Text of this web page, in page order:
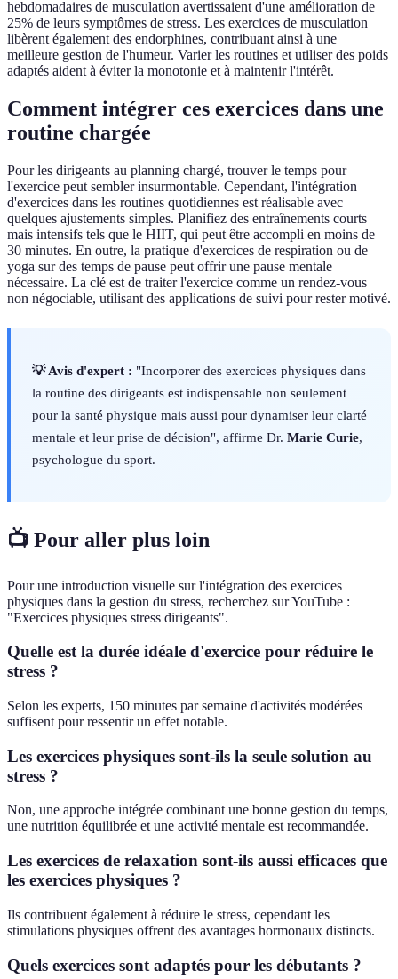
hebdomadaires de musculation avertissaient d'une amélioration de
25% de leurs symptômes de stress. Les exercices de musculation
libèrent également des endorphines, contribuant ainsi à une
meilleure gestion de l'humeur. Varier les routines et utiliser des poids
adaptés aident à éviter la monotonie et à maintenir l'intérêt.
Comment intégrer ces exercices dans une
routine chargée
Pour les dirigeants au planning chargé, trouver le temps pour
l'exercice peut sembler insurmontable. Cependant, l'intégration
d'exercices dans les routines quotidiennes est réalisable avec
quelques ajustements simples. Planifiez des entraînements courts
mais intensifs tels que le HIIT, qui peut être accompli en moins de
30 minutes. En outre, la pratique d'exercices de respiration ou de
yoga sur des temps de pause peut offrir une pause mentale
nécessaire. La clé est de traiter l'exercice comme un rendez-vous
non négociable, utilisant des applications de suivi pour rester motivé.
💡 Avis d'expert : "Incorporer des exercices physiques dans
la routine des dirigeants est indispensable non seulement
pour la santé physique mais aussi pour dynamiser leur clarté
mentale et leur prise de décision", affirme Dr. Marie Curie,
psychologue du sport.
📺 Pour aller plus loin
Pour une introduction visuelle sur l'intégration des exercices
physiques dans la gestion du stress, recherchez sur YouTube :
"Exercices physiques stress dirigeants".
Quelle est la durée idéale d'exercice pour réduire le
stress ?
Selon les experts, 150 minutes par semaine d'activités modérées
suffisent pour ressentir un effet notable.
Les exercices physiques sont-ils la seule solution au
stress ?
Non, une approche intégrée combinant une bonne gestion du temps,
une nutrition équilibrée et une activité mentale est recommandée.
Les exercices de relaxation sont-ils aussi efficaces que
les exercices physiques ?
Ils contribuent également à réduire le stress, cependant les
stimulations physiques offrent des avantages hormonaux distincts.
Quels exercices sont adaptés pour les débutants ?